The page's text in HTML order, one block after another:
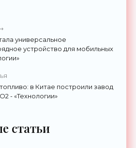
универсальное
устройство для мобильных
в Китае построили завод
- «Технологии»
статьи